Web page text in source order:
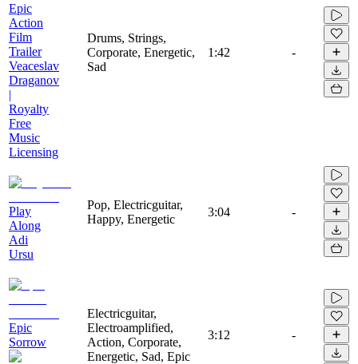
Epic
Action
Film
Trailer
Veaceslav
Draganov
|
Royalty
Free
Music
Licensing
Drums, Strings,
Corporate, Energetic,
Sad
1:42 -
Play
Along
Adi
Ursu
Pop, Electricguitar,
Happy, Energetic
3:04 -
Epic
Sorrow
Electricguitar,
Electroamplified,
Action, Corporate,
Energetic, Sad, Epic
3:12 -